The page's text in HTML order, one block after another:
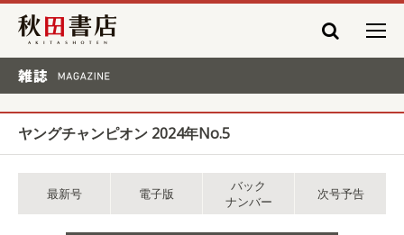
秋田書店
ヤングチャンピオン 2024年No.5
最新号 電子版
バック
ナンバー
次号予告